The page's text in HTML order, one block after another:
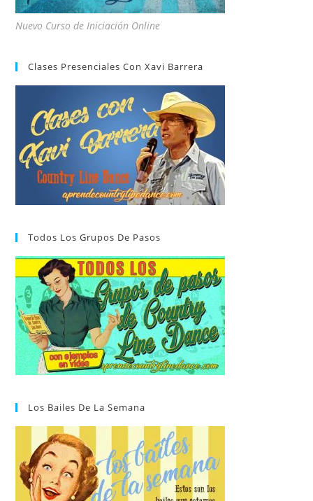
Nuevo Curso de Iniciación Online
Clases Presenciales Con Xavi Barrera
Todos Los Grupos De Pasos
Los Bailes De La Semana